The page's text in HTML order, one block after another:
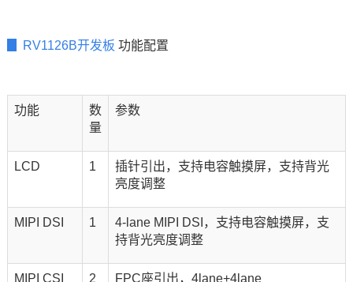
▊ RV1126B开发板 功能配置
功能
数
量
参数
LCD 1
插针引出，支持电容触摸屏，支持背光
亮度调整
MIPI DSI 1
4-lane MIPI DSI，支持电容触摸屏，支
持背光亮度调整
MIPI CSI 2 FPC座引出，4lane+4lane